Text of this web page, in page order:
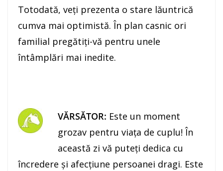
Totodată, veţi prezenta o stare lăuntrică
cumva mai optimistă. În plan casnic ori
familial pregătiţi-vă pentru unele
întâmplări mai inedite.
VĂRSĂTOR: Este un moment
grozav pentru viaţa de cuplu! În
această zi vă puteţi dedica cu
încredere şi afecţiune persoanei dragi. Este